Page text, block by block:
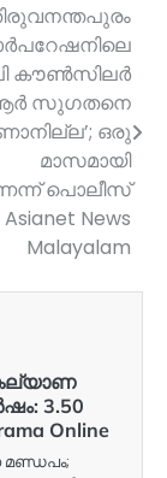
കൗൺസിലർ
സുഗതനെ
ഒരു
മാസമായി
പൊലീസ്
Asianet News
Malayalam
കല്യാണ
3.50
Online
മണ്ഡപം;